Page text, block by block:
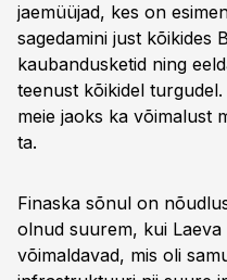
jaemüüjad, kes on
sagedamini just kõikides
kaubandusketid ning
teenust kõikidel
meie jaoks ka võimalust
ta.
Finaska sõnul on
olnud suurem, kui
võimaldavad, mis oli